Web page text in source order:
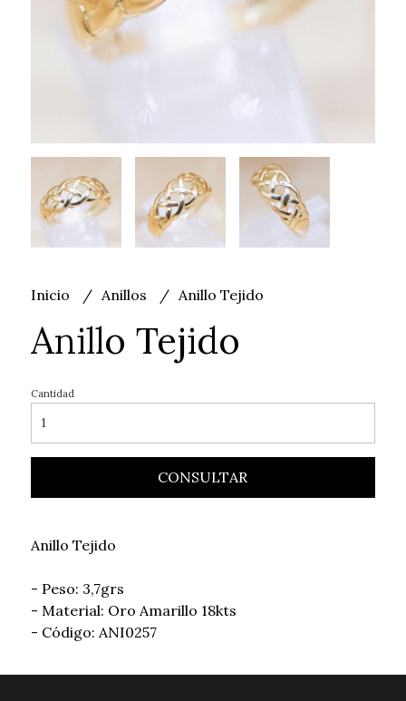
Inicio Anillos Anillo Tejido
Anillo Tejido
Cantidad
CONSULTAR
Anillo Tejido
- Peso: 3,7grs
- Material: Oro Amarillo 18kts
- Código: ANI0257